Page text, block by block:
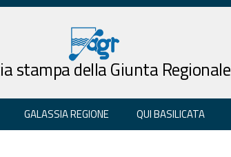
stampa della Giunta Regionale
GALASSIA REGIONE QUI BASILICATA